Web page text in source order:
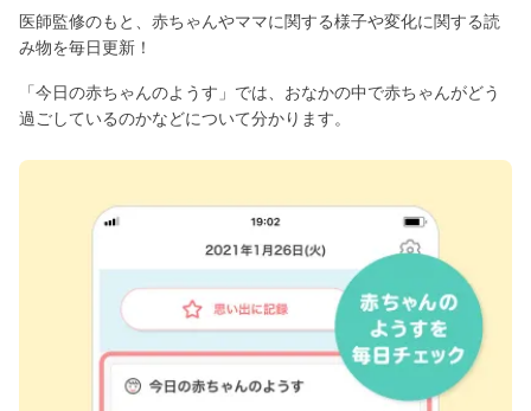
医師監修のもと、赤ちゃんやママに関する様子や変化に関する読
み物を毎日更新！
「今日の赤ちゃんのようす」では、おなかの中で赤ちゃんがどう
過ごしているのかなどについて分かります。